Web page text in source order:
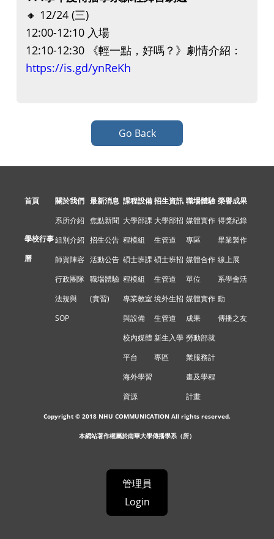
🔸 12/24 (三)
12:00-12:10 入場
12:10-12:30 《輕一點，好嗎？》劇情介紹：
https://is.gd/ynReKh
Go Back
首頁
學校行事
曆
關於我們
系所介紹
組別介紹
師資陣容
行政團隊
法規與
SOP
最新消息
焦點新聞
招生公告
活動公告
職場體驗
(實習)
課程設備
大學部課
程模組
碩士班課
程模組
專業教室
與設備
校內媒體
平台
海外學習
資源
招生資訊
大學部招
生管道
碩士班招
生管道
境外生招
生管道
新生入學
專區
職場體驗
媒體實作
專區
媒體合作
單位
媒體實作
成果
勞動部就
業服務計
畫及學程
計畫
榮譽成果
得獎紀錄
畢業製作
線上展
系學會活
動
傳播之友
Copyright © 2018 NHU COMMUNICATION All rights reserved.
本網站著作權屬於南華大學傳播學系（所）
管理員
Login